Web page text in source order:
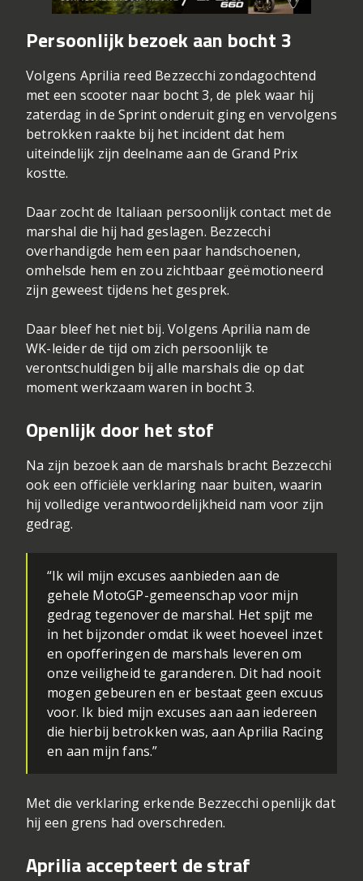
Persoonlijk bezoek aan bocht 3
Volgens Aprilia reed Bezzecchi zondagochtend
met een scooter naar bocht 3, de plek waar hij
zaterdag in de Sprint onderuit ging en vervolgens
betrokken raakte bij het incident dat hem
uiteindelijk zijn deelname aan de Grand Prix
kostte.
Daar zocht de Italiaan persoonlijk contact met de
marshal die hij had geslagen. Bezzecchi
overhandigde hem een paar handschoenen,
omhelsde hem en zou zichtbaar geëmotioneerd
zijn geweest tijdens het gesprek.
Daar bleef het niet bij. Volgens Aprilia nam de
WK-leider de tijd om zich persoonlijk te
verontschuldigen bij alle marshals die op dat
moment werkzaam waren in bocht 3.
Openlijk door het stof
Na zijn bezoek aan de marshals bracht Bezzecchi
ook een officiële verklaring naar buiten, waarin
hij volledige verantwoordelijkheid nam voor zijn
gedrag.
“Ik wil mijn excuses aanbieden aan de
gehele MotoGP-gemeenschap voor mijn
gedrag tegenover de marshal. Het spijt me
in het bijzonder omdat ik weet hoeveel inzet
en opofferingen de marshals leveren om
onze veiligheid te garanderen. Dit had nooit
mogen gebeuren en er bestaat geen excuus
voor. Ik bied mijn excuses aan aan iedereen
die hierbij betrokken was, aan Aprilia Racing
en aan mijn fans.”
Met die verklaring erkende Bezzecchi openlijk dat
hij een grens had overschreden.
Aprilia accepteert de straf